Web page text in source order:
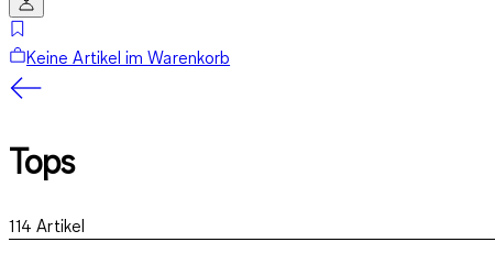
Keine Artikel im Warenkorb
Tops
114 Artikel